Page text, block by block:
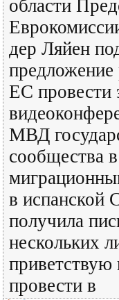
области
дер Ляйен
предложение
ЕС провести
МВД
сообщества
в испанской
получила
нескольких
приветствую
провести в